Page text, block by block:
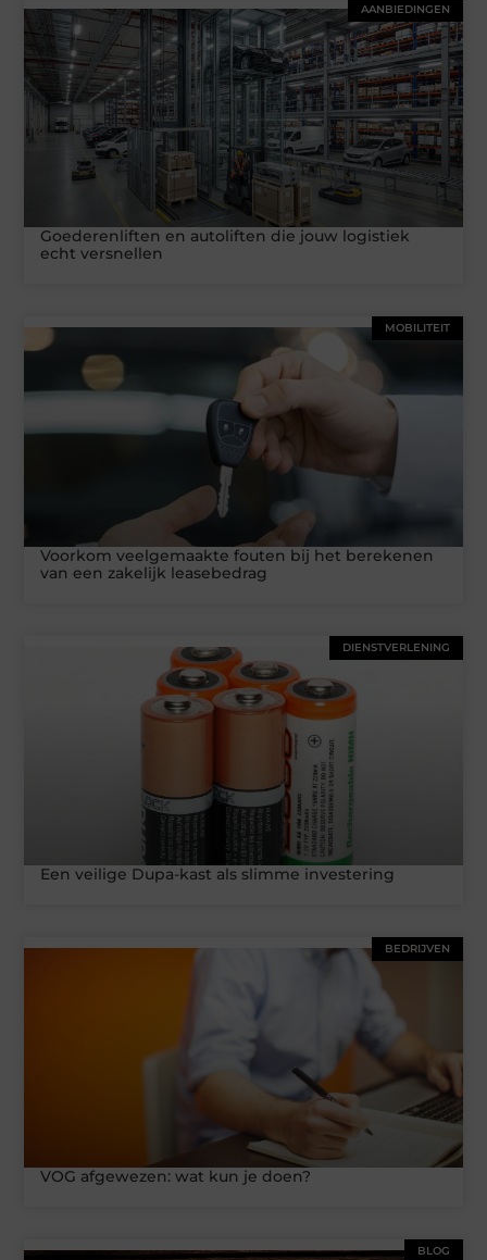
AANBIEDINGEN
Goederenliften en autoliften die jouw logistiek
echt versnellen
MOBILITEIT
Voorkom veelgemaakte fouten bij het berekenen
van een zakelijk leasebedrag
DIENSTVERLENING
Een veilige Dupa-kast als slimme investering
BEDRIJVEN
VOG afgewezen: wat kun je doen?
BLOG